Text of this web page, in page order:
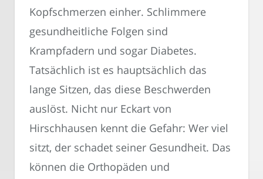
Kopfschmerzen einher. Schlimmere
gesundheitliche Folgen sind
Krampfadern und sogar Diabetes.
Tatsächlich ist es hauptsächlich das
lange Sitzen, das diese Beschwerden
auslöst. Nicht nur Eckart von
Hirschhausen kennt die Gefahr: Wer viel
sitzt, der schadet seiner Gesundheit. Das
können die Orthopäden und